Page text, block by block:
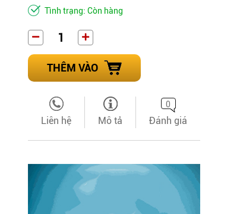
Tình trạng: Còn hàng
THÊM VÀO
Liên hệ Mô tả
0
Đánh giá